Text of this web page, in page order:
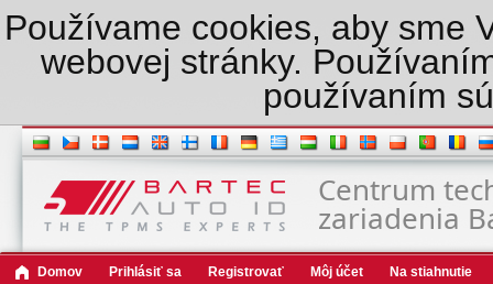
Používame cookies, aby sme
webovej stránky.
používaním
Centrum
zariadenia
Domov Prihlásiť sa Registrovať Môj účet Na stiahnutie